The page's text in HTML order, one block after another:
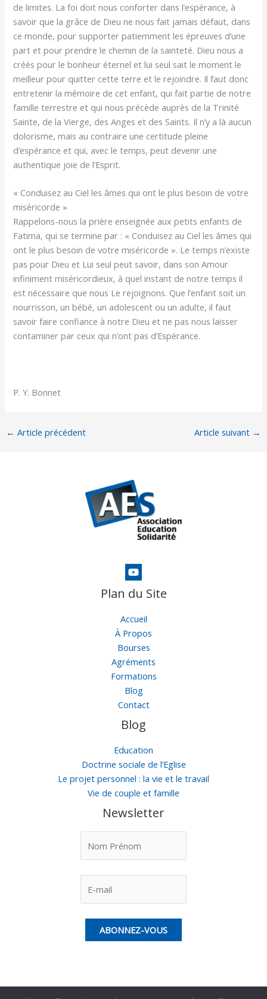
de limites. La foi doit nous conforter dans l’espérance, à
savoir que la grâce de Dieu ne nous fait jamais défaut, dans
ce monde, pour supporter patiemment les épreuves d’une
part et pour prendre le chemin de la sainteté. Dieu nous a
créés pour le bonheur éternel et lui seul sait le moment le
meilleur pour quitter cette terre et le rejoindre. Il faut donc
entretenir la mémoire de cet enfant, qui fait partie de notre
famille terrestre et qui nous précède auprès de la Trinité
Sainte, de la Vierge, des Anges et des Saints. Il n’y a là aucun
dolorisme, mais au contraire une certitude pleine
d’espérance et qui, avec le temps, peut devenir une
authentique joie de l’Esprit.
« Conduisez au Ciel les âmes qui ont le plus besoin de votre
miséricorde »
Rappelons-nous la prière enseignée aux petits enfants de
Fatima, qui se termine par : « Conduisez au Ciel les âmes qui
ont le plus besoin de votre miséricorde ». Le temps n’existe
pas pour Dieu et Lui seul peut savoir, dans son Amour
infiniment miséricordieux, à quel instant de notre temps il
est nécessaire que nous Le rejoignons. Que l’enfant soit un
nourrisson, un bébé, un adolescent ou un adulte, il faut
savoir faire confiance à notre Dieu et ne pas nous laisser
contaminer par ceux qui n’ont pas d’Espérance.
P. Y. Bonnet
← Article précédent Article suivant →
Plan du Site
Accueil
À Propos
Bourses
Agréments
Formations
Blog
Contact
Blog
Education
Doctrine sociale de l’Eglise
Le projet personnel : la vie et le travail
Vie de couple et famille
Newsletter